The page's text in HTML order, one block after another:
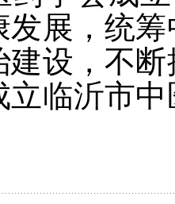
发展，统
建设，不
立临沂市